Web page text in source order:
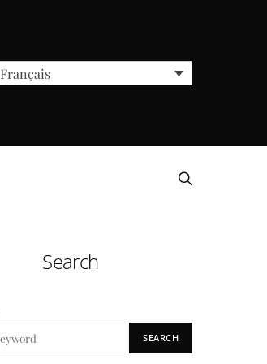
Français
Search
SEARCH